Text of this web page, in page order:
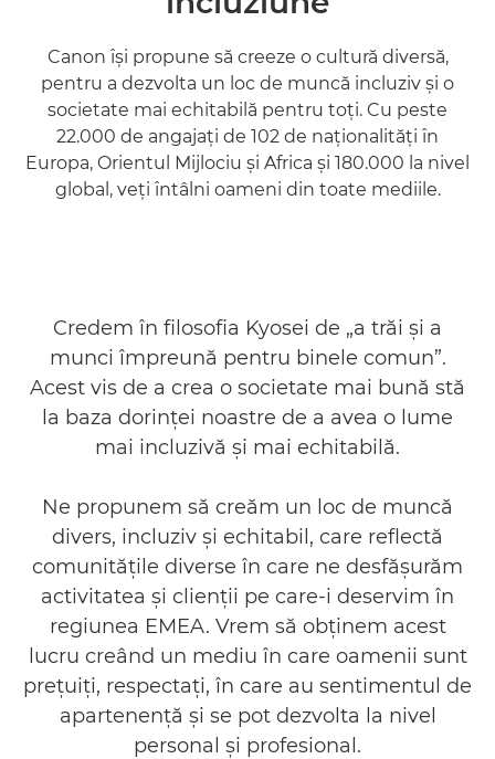
Canon îşi propune să creeze o cultură diversă,
pentru a dezvolta un loc de muncă incluziv şi o
societate mai echitabilă pentru toţi. Cu peste
22.000 de angajaţi de 102 de naţionalităţi în
Europa, Orientul Mijlociu şi Africa şi 180.000 la nivel
global, veţi întâlni oameni din toate mediile.
Credem în filosofia Kyosei de „a trăi şi a
munci împreună pentru binele comun”.
Acest vis de a crea o societate mai bună stă
la baza dorinţei noastre de a avea o lume
mai incluzivă şi mai echitabilă.
Ne propunem să creăm un loc de muncă
divers, incluziv şi echitabil, care reflectă
comunităţile diverse în care ne desfăşurăm
activitatea şi clienţii pe care-i deservim în
regiunea EMEA. Vrem să obţinem acest
lucru creând un mediu în care oamenii sunt
preţuiţi, respectaţi, în care au sentimentul de
apartenenţă şi se pot dezvolta la nivel
personal şi profesional.